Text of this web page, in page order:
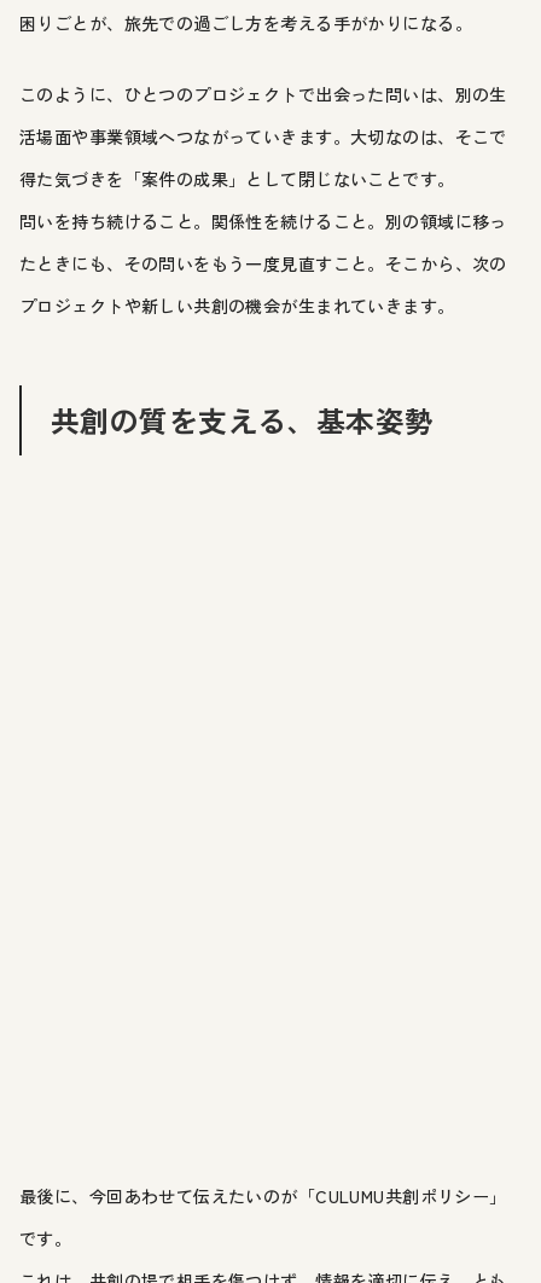
困りごとが、旅先での過ごし方を考える手がかりになる。
このように、ひとつのプロジェクトで出会った問いは、別の生
活場面や事業領域へつながっていきます。大切なのは、そこで
得た気づきを「案件の成果」として閉じないことです。
問いを持ち続けること。関係性を続けること。別の領域に移っ
たときにも、その問いをもう一度見直すこと。そこから、次の
プロジェクトや新しい共創の機会が生まれていきます。
共創の質を支える、基本姿勢
最後に、今回あわせて伝えたいのが「CULUMU共創ポリシー」
です。